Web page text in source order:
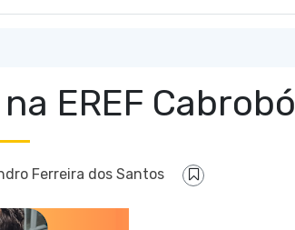
EREF Cabrobó
Ferreira dos Santos